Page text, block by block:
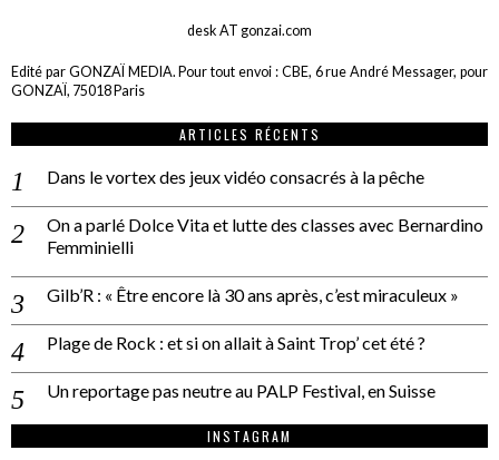
desk AT gonzai.com
Edité par GONZAÏ MEDIA. Pour tout envoi : CBE, 6 rue André Messager, pour
GONZAÏ, 75018 Paris
ARTICLES RÉCENTS
Dans le vortex des jeux vidéo consacrés à la pêche
On a parlé Dolce Vita et lutte des classes avec Bernardino
Femminielli
Gilb’R : « Être encore là 30 ans après, c’est miraculeux »
Plage de Rock : et si on allait à Saint Trop’ cet été ?
Un reportage pas neutre au PALP Festival, en Suisse
INSTAGRAM